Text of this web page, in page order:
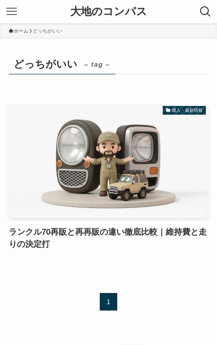
大地のコンパス
ホーム どっちがいい
どっちがいい – tag –
購入・最新情報
ランクル70再販と再再販の違い徹底比較｜維持費と走
りの決定打
1